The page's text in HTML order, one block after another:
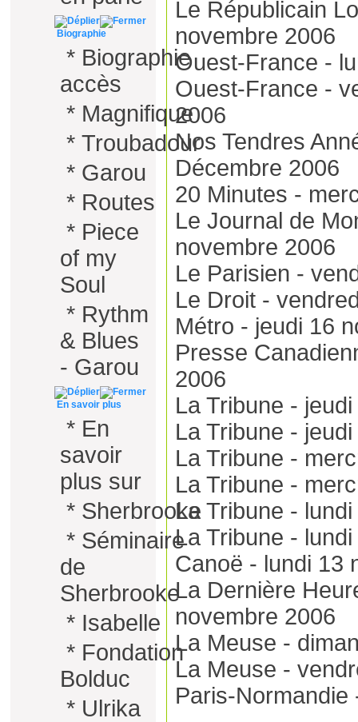
Biographie
* Biographie
accès
* Magnifique
* Troubadour
* Garou
* Routes
* Piece
of my
Soul
* Rythm
& Blues
- Garou
En savoir plus
* En
savoir
plus sur
* Sherbrooke
* Séminaire
de
Sherbrooke
* Isabelle
* Fondation
Bolduc
* Ulrika
Le Républicain
novembre 2006
Ouest-France -
Ouest-France -
2006
Nos Tendres
Décembre 2006
20 Minutes -
Le Journal de
novembre 2006
Le Parisien -
Le Droit -
Métro - jeudi 16
Presse
2006
La Tribune -
La Tribune -
La Tribune -
La Tribune -
La Tribune -
La Tribune -
Canoë - lundi 13
La Dernière
novembre 2006
La Meuse -
La Meuse -
Paris-Normandie